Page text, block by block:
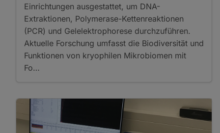
Einrichtungen ausgestattet, um DNA-
Extraktionen, Polymerase-Kettenreaktionen
(PCR) und Gelelektrophorese durchzuführen.
Aktuelle Forschung umfasst die Biodiversität und
Funktionen von kryophilen Mikrobiomen mit
Fo…